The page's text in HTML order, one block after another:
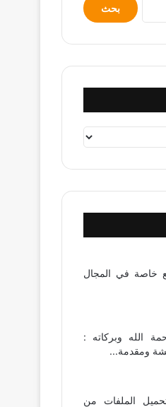
عن:
خاصة في المجال
الله وبركاته :
ومقدمة...
الملفات من